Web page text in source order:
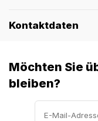
Kontaktdaten
Möchten Sie
bleiben?